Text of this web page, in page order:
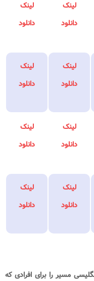
لینک
دانلود
لینک
دانلود
لینک
دانلود
لینک
دانلود
لینک
دانلود
لینک
دانلود
لینک
دانلود
لینک
دانلود
مسیر را برای افرادی که